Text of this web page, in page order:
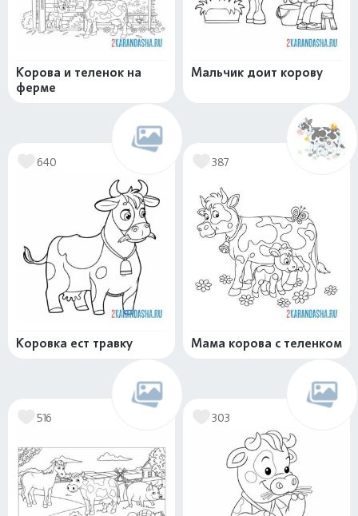
Корова и теленок на
ферме
Мальчик доит корову
640
Коровка ест травку
387
Мама корова с теленком
516 303